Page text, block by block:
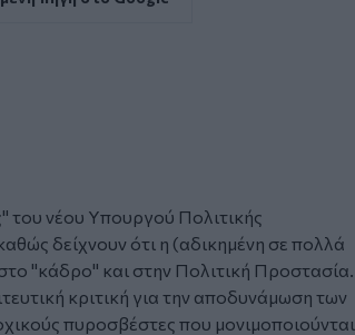
του νέου Υπουργού Πολιτικής
δείχνουν ότι η (αδικημένη σε πολλά
"κάδρο" και στην Πολιτική Προστασία.
κριτική για την αποδυνάμωση των
πυροσβέστες που μονιμοποιούνται